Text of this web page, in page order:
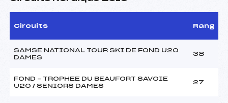
Circuits Rang
SAMSE NATIONAL TOUR SKI DE FOND U20
DAMES
38
FOND – TROPHEE DU BEAUFORT SAVOIE
U20 / SENIORS DAMES
27